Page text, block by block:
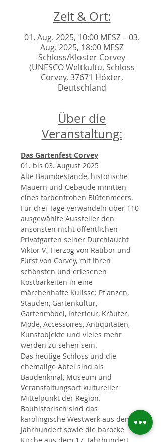
Zeit & Ort:
01. Aug. 2025, 10:00 MESZ – 03.
Aug. 2025, 18:00 MESZ
Schloss/Kloster Corvey
(UNESCO Weltkultu, Schloss
Corvey, 37671 Höxter,
Deutschland
Über die
Veranstaltung:
Das Gartenfest Corvey
01. bis 03. August 2025
Alte Baumbestände, historische
Mauern und Gebäude inmitten
eines farbenfrohen Blütenmeers.
Für drei Tage verwandeln über 110
ausgewählte Aussteller den
ansonsten nicht öffentlichen
Privatgarten seiner Durchlaucht
Viktor V., Herzog von Ratibor und
Fürst von Corvey, mit Ihren
schönsten und erlesenen
Kostbarkeiten in eine
märchenhafte Kulisse: Pflanzen,
Stauden, Gartenkultur,
Gartenmöbel, Interieur, Kräuter,
Mode, Accessoires, Antiquitäten,
Kunstobjekte und vieles mehr
werden zu sehen sein.
Das heutige Schloss und die
ehemalige Abtei sind als
Baudenkmal, Museum und
Veranstaltungsort kultureller
Mittelpunkt der Region.
Bauhistorisch sind das
karolingische Westwerk aus dem 9.
Jahrhundert sowie die barocke